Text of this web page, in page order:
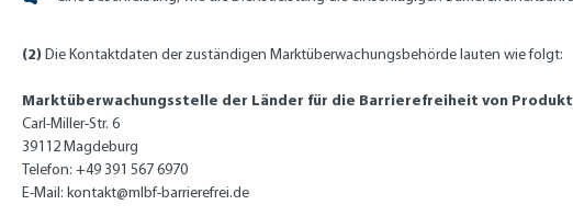
(2)Die Kontaktdaten der zuständigen Marktüberwachungsbehörde lauten wie folgt:
Marktüberwachungsstelle der Länder für die Barrierefreiheit von
Carl-Miller-Str. 6
39112 Magdeburg
Telefon: +49 391 567 6970
E-Mail: kontakt@mlbf-barrierefrei.de